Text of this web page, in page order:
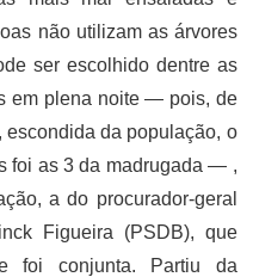
não utilizam as árvores
ser escolhido dentre as
em plena noite — pois, de
escondida da população, o
foi as 3 da madrugada — ,
a do procurador-geral
Figueira (PSDB), que
foi conjunta. Partiu da